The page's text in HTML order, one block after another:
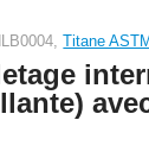
Titane